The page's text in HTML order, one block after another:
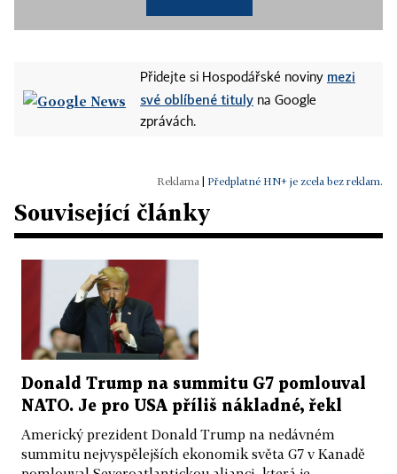
Přidejte si Hospodářské noviny mezi
své oblíbené tituly na Google
zprávách.
Předplatné HN+ je zcela bez reklam.
Související články
Donald Trump na summitu G7 pomlouval
NATO. Je pro USA příliš nákladné, řekl
Americký prezident Donald Trump na nedávném
summitu nejvyspělejších ekonomik světa G7 v Kanadě